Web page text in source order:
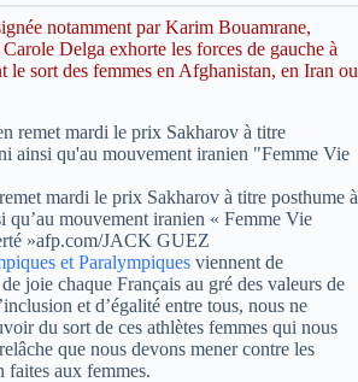
notamment par Karim Bouamrane,
Delga exhorte les forces de gauche à
le sort des femmes en Afghanistan, en Iran ou
mardi le prix Sakharov à titre posthume à
qu’au mouvement iranien « Femme Vie
»afp.com/JACK GUEZ
et Paralympiques viennent de
joie chaque Français au gré des valeurs de
et d’égalité entre tous, nous ne
du sort de ces athlètes femmes qui nous
que nous devons mener contre les
faites aux femmes.